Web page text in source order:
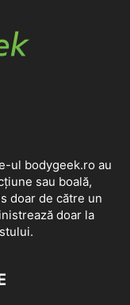
ul bodygeek.ro au
sau boală,
doar de către un
doar la